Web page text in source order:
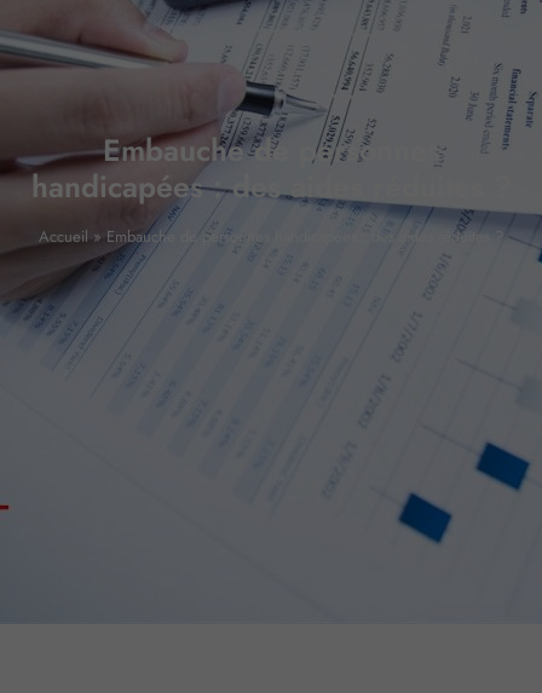
Embauche de personnes
handicapées : des aides réduites ?
Accueil » Embauche de personnes handicapées : des aides réduites ?